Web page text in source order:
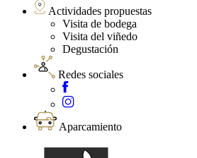
Actividades propuestas
Visita de bodega
Visita del viñedo
Degustación
Redes sociales
Aparcamiento